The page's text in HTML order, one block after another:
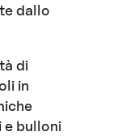
dallo
di
in
e bulloni